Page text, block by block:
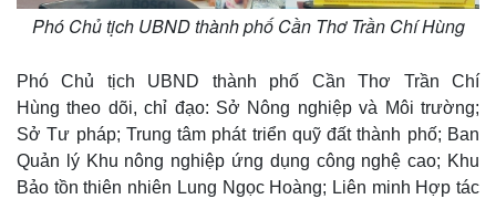
Phó Chủ tịch UBND thành phố Cần Thơ Trần Chí Hùng
Phó Chủ tịch UBND thành phố Cần Thơ Trần Chí
Hùng theo dõi, chỉ đạo: Sở Nông nghiệp và Môi trường;
Sở Tư pháp; Trung tâm phát triển quỹ đất thành phố; Ban
Quản lý Khu nông nghiệp ứng dụng công nghệ cao; Khu
Bảo tồn thiên nhiên Lung Ngọc Hoàng; Liên minh Hợp tác